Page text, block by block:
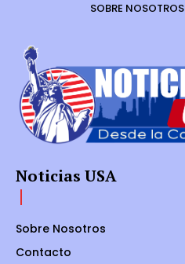
SOBRE NOSOTROS
Noticias USA
Sobre Nosotros
Contacto